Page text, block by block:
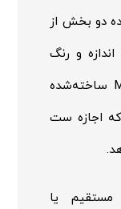
دو بخش از
و رنگ
ساخته‌شده
که اجازه ست
مستقیم یا